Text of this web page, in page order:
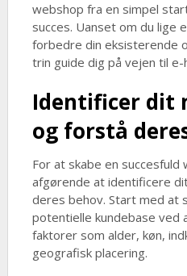
webshop fra en simpel
succes. Uanset om du lige
forbedre din eksisterende
trin guide dig på vejen til e-
Identificer dit
og forstå
For at skabe en
afgørende at identificere
deres behov. Start med at
potentielle kundebase ved
faktorer som alder, køn,
geografisk placering.